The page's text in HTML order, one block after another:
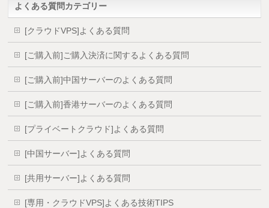
よくある質問カテゴリー
[クラウドVPS]よくある質問
[ご購入前]ご購入決済に関するよくある質問
[ご購入前]中国サーバーのよくある質問
[ご購入前]香港サーバーのよくある質問
[プライベートクラウド]よくある質問
[中国サーバー]よくある質問
[共用サーバー]よくある質問
[専用・クラウドVPS]よくある技術TIPS